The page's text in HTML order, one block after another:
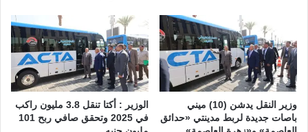
وزير النقل يدشن (10) ميني
باصات جديدة لربط مدينتي «حدائق
الوزير : أكتا تنقل 3.8 مليون راكب
في 2025 وتحقق صافي ربح 101